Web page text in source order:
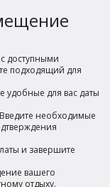
доступными
подходящий для
удобные для вас даты
необходимые
и завершите
вашего
отдыху.